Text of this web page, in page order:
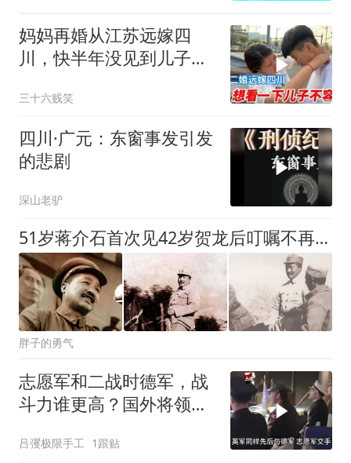
妈妈再婚从江苏远嫁四
川，快半年没见到儿子
三十六贱笑
四川·广元：东窗事发引发
的悲剧
深山老驴
51岁蒋介石首次见42岁贺龙后叮嘱不再相见
胖子的勇气
志愿军和二战时德军，战
斗力谁更高？国外将领说
吕彏极限手工 1跟贴